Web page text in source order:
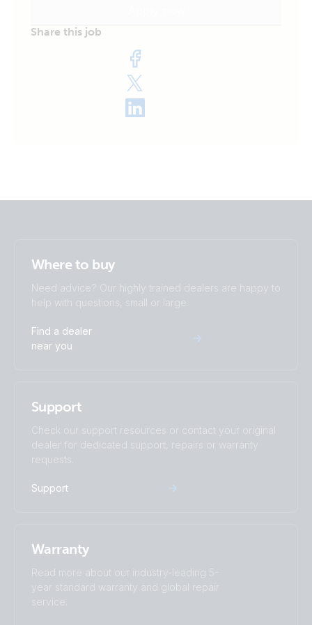
voor groepen
Durft duidelijkheid te bieden en “nee” te zeggen
Heeft vertrouwen bij zowel directie als
medewerkers
Geen junior HRBP-rol
Geen puur strategische HR Director / CPO-positie
Share this job
Where to buy
Need advice? Our highly trained dealers are happy to
help with questions, small or large.
Find a dealer
near you
Support
Check our support resources or contact your original
dealer for dedicated support, repairs or warranty
requests.
Support
Warranty
Read more about our industry-leading 5-
year standard warranty and global repair
service.